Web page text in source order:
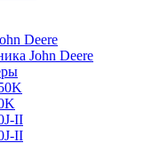
Deere
John Deere
II
II